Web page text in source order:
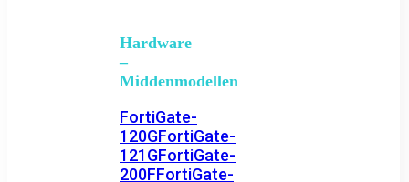
Hardware
–
Middenmodellen
FortiGate-
120GFortiGate-
121GFortiGate-
200FFortiGate-